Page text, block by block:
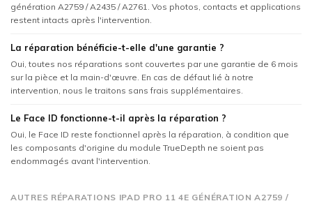
génération A2759 / A2435 / A2761. Vos photos, contacts et applications
restent intacts après l'intervention.
La réparation bénéficie-t-elle d'une garantie ?
Oui, toutes nos réparations sont couvertes par une garantie de 6 mois
sur la pièce et la main-d'œuvre. En cas de défaut lié à notre
intervention, nous le traitons sans frais supplémentaires.
Le Face ID fonctionne-t-il après la réparation ?
Oui, le Face ID reste fonctionnel après la réparation, à condition que
les composants d'origine du module TrueDepth ne soient pas
endommagés avant l'intervention.
AUTRES RÉPARATIONS IPAD PRO 11 4E GÉNÉRATION A2759 /